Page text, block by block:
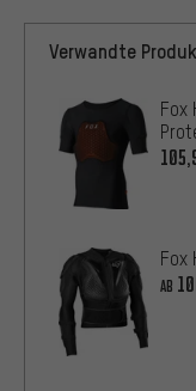
Verwandte
Fox
Fox
AB